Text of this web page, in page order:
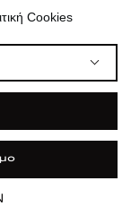
Cookies